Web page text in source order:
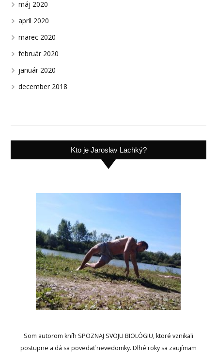
máj 2020
apríl 2020
marec 2020
február 2020
január 2020
december 2018
Kto je Jaroslav Lachký?
Som autorom kníh SPOZNAJ SVOJU BIOLÓGIU, ktoré vznikali
postupne a dá sa povedať nevedomky. Dlhé roky sa zaujímam